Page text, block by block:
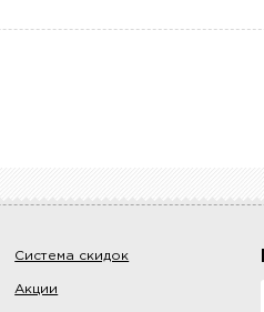
Система скидок
Акции